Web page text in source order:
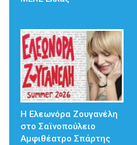
Η Ελεωνόρα Ζουγανέλη
στο Σαϊνοπούλειο
Αμφιθέατρο Σπάρτης